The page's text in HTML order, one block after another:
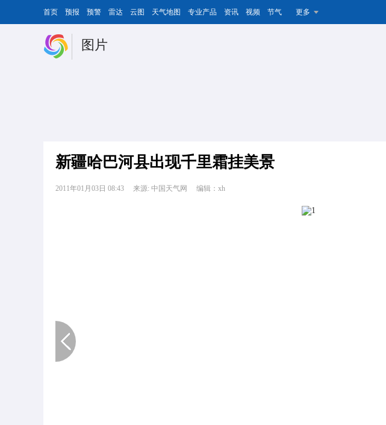
首页 预报 预警 雷达 云图 天气地图 专业产品 资讯 视频 节气 更多
图片
新疆哈巴河县出现千里霜挂美景
2011年01月03日 08:43 来源: 中国天气网 编辑：xh